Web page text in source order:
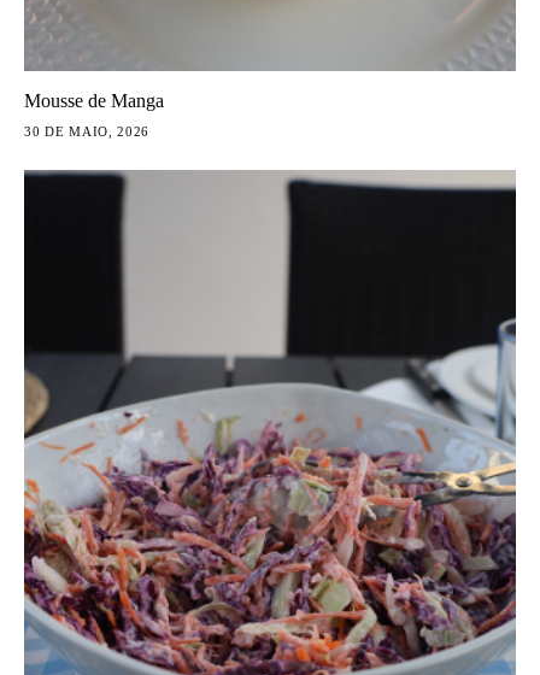
Mousse de Manga
30 DE MAIO, 2026